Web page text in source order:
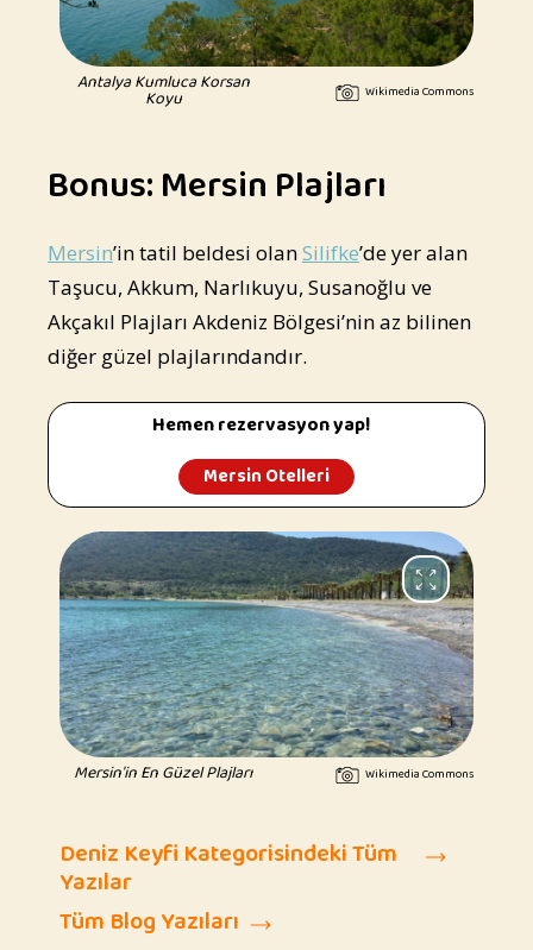
Antalya Kumluca Korsan
Koyu Wikimedia Commons
Bonus: Mersin Plajları
Mersin’in tatil beldesi olanSilifke’de yer alan
Taşucu, Akkum, Narlıkuyu, Susanoğlu ve
Akçakıl Plajları Akdeniz Bölgesi’nin az bilinen
diğer güzel plajlarındandır.
Hemen rezervasyon yap!
Mersin Otelleri
Mersin'in En Güzel Plajları Wikimedia Commons
Deniz Keyfi Kategorisindeki Tüm
Yazılar
Tüm Blog Yazıları